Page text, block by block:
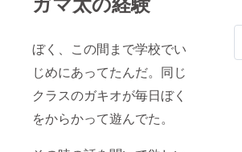
ぼく、この間まで学校でい
じめにあってたんだ。同じ
クラスのガキオが毎日ぼく
をからかって遊んでた。